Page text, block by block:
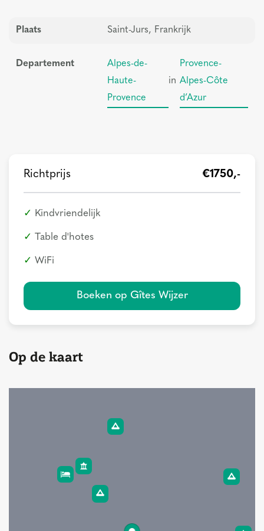
Plaats Saint-Jurs, Frankrijk
Departement
Alpes-de-
Haute-
Provence
in
Provence-
Alpes-Côte
d’Azur
Richtprijs €1750,-
Kindvriendelijk
Table d'hotes
WiFi
Boeken op Gîtes Wijzer
Op de kaart